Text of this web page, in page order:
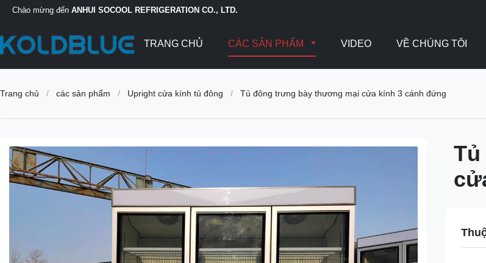
Chào mừng đến ANHUI SOCOOL REFRIGERATION CO., LTD.
TRANG CHỦ CÁC SẢN PHẨM VIDEO VỀ CHÚNG TÔI
Trang chủ / các sản phẩm / Upright cửa kính tủ đông / Tủ đông trưng bày thương mại cửa kính 3 cánh đứng